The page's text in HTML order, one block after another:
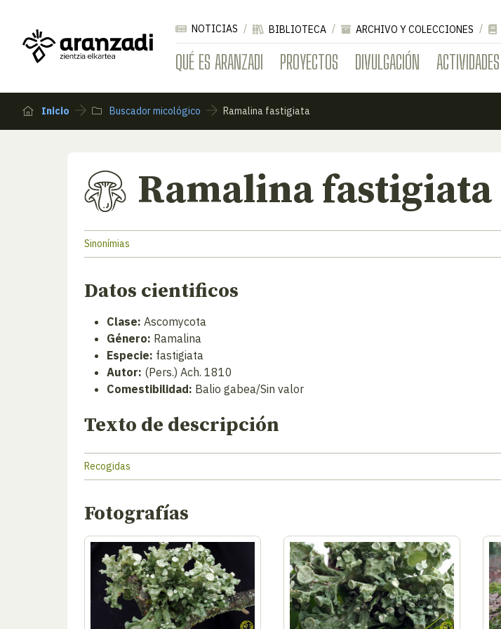
QUÉ ES ARANZADI PROYECTOS DIVULGACIÓN ACTIVIDADES
NOTICIAS BIBLIOTECA ARCHIVO Y COLECCIONES
Inicio Buscador micológico Ramalina fastigiata
Ramalina fastigiata
Sinonímias
Datos cientificos
Clase: Ascomycota
Género: Ramalina
Especie: fastigiata
Autor: (Pers.) Ach. 1810
Comestibilidad: Balio gabea/Sin valor
Texto de descripción
Recogidas
Fotografías